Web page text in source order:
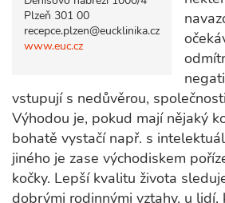
Plzeň 301 00
recepce.plzen@eucklinika.cz
www.euc.cz
vstupují s nedůvěrou,
Výhodou je, pokud mají nějaký
bohatě vystačí např. s
jiného je zase východiskem
kočky. Lepší kvalitu života
dobrými rodinnými vztahy, u lidí,